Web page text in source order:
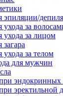
эпиляции/
ухода за
ухода за лицом
загара
ухода за телом
для мужчин
эндокринных
эректильной